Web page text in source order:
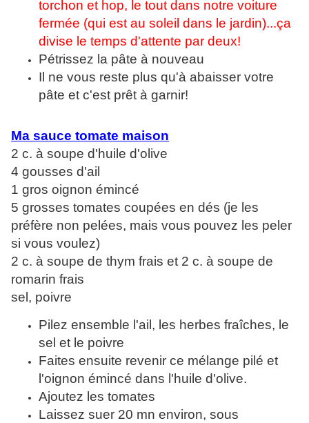
torchon et hop, le tout dans notre voiture
fermée (qui est au soleil dans le jardin)...ça
divise le temps d'attente par deux!
Pétrissez la pâte à nouveau
Il ne vous reste plus qu'à abaisser votre
pâte et c'est prêt à garnir!
Ma sauce tomate maison
2 c. à soupe d'huile d'olive
4 gousses d'ail
1 gros oignon émincé
5 grosses tomates coupées en dés (je les
préfère non pelées, mais vous pouvez les peler
si vous voulez)
2 c. à soupe de thym frais et 2 c. à soupe de
romarin frais
sel, poivre
Pilez ensemble l'ail, les herbes fraîches, le
sel et le poivre
Faites ensuite revenir ce mélange pilé et
l'oignon émincé dans l'huile d'olive.
Ajoutez les tomates
Laissez suer 20 mn environ, sous